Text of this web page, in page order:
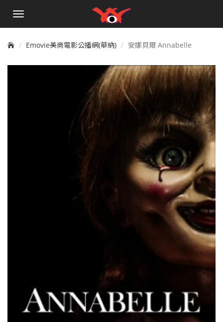
手
單
Emovie美商電影公播網(華納) 安娜貝爾 Annabelle